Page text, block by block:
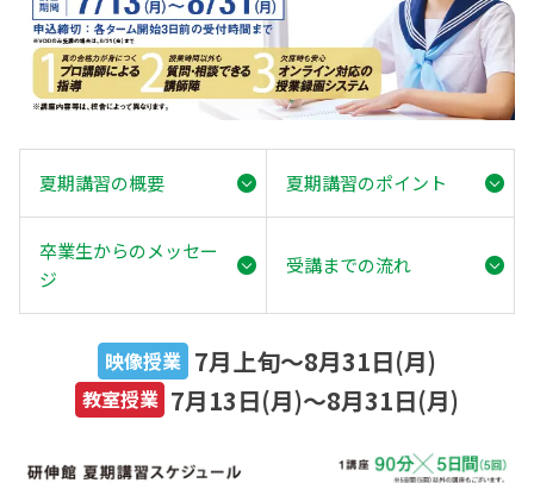
夏期講習の概要 夏期講習のポイント
卒業生からのメッセー
ジ
受講までの流れ
映像授業 7月上旬～8月31日(月)
教室授業 7月13日(月)～8月31日(月)